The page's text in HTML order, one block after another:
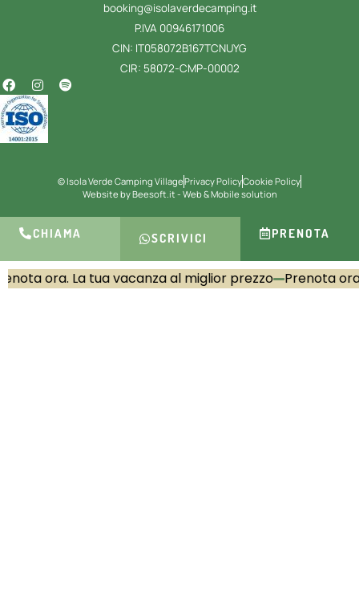
booking@isolaverdecamping.it
P.IVA 00946171006
CIN: IT058072B167TCNUYG
CIR: 58072-CMP-00002
© Isola Verde Camping VillagePrivacy PolicyCookie Policy
Website by Beesoft.it - Web & Mobile solution
CHIAMA SCRIVICI PRENOTA
ora. La tua vacanza al miglior prezzo Prenota